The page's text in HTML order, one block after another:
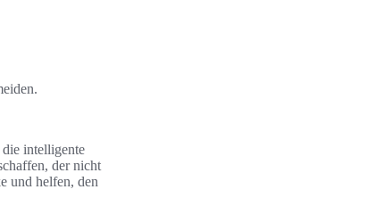
intelligente
der nicht
und helfen, den